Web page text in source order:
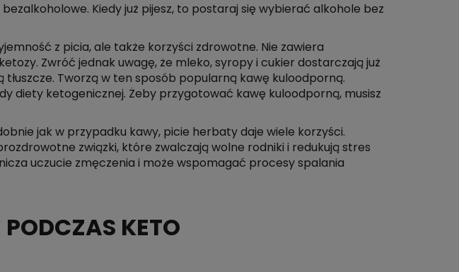
Kiedy już pijesz, to postaraj się wybierać alkohole bez
z picia, ale także korzyści zdrowotne. Nie zawiera
Zwróć jednak uwagę, że mleko, syropy i cukier dostarczają już
Tworzą w ten sposób popularną kawę kuloodporną.
diety ketogenicznej. Żeby przygotować kawę kuloodporną, musisz
jak w przypadku kawy, picie herbaty daje wiele korzyści.
związki, które zwalczają wolne rodniki i redukują stres
uczucie zmęczenia i może wspomagać procesy spalania
KETO